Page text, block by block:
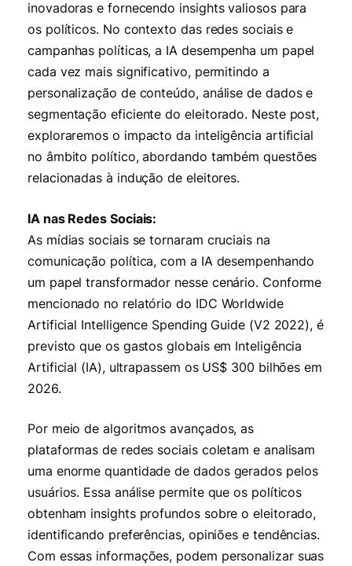
inovadoras e fornecendo insights valiosos para
os políticos. No contexto das redes sociais e
campanhas políticas, a IA desempenha um papel
cada vez mais significativo, permitindo a
personalização de conteúdo, análise de dados e
segmentação eficiente do eleitorado. Neste post,
exploraremos o impacto da inteligência artificial
no âmbito político, abordando também questões
relacionadas à indução de eleitores.
IA nas Redes Sociais:
As mídias sociais se tornaram cruciais na
comunicação política, com a IA desempenhando
um papel transformador nesse cenário. Conforme
mencionado no relatório do IDC Worldwide
Artificial Intelligence Spending Guide (V2 2022), é
previsto que os gastos globais em Inteligência
Artificial (IA), ultrapassem os US$ 300 bilhões em
2026.
Por meio de algoritmos avançados, as
plataformas de redes sociais coletam e analisam
uma enorme quantidade de dados gerados pelos
usuários. Essa análise permite que os políticos
obtenham insights profundos sobre o eleitorado,
identificando preferências, opiniões e tendências.
Com essas informações, podem personalizar suas